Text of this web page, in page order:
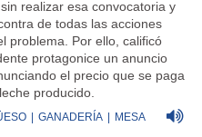
realizar esa convocatoria y
de todas las acciones
problema. Por ello, calificó
protagonice un anuncio
el precio que se paga
producido.
GANADERÍA
MESA